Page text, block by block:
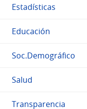
Estadísticas
Educación
Soc.Demográfico
Salud
Transparencia